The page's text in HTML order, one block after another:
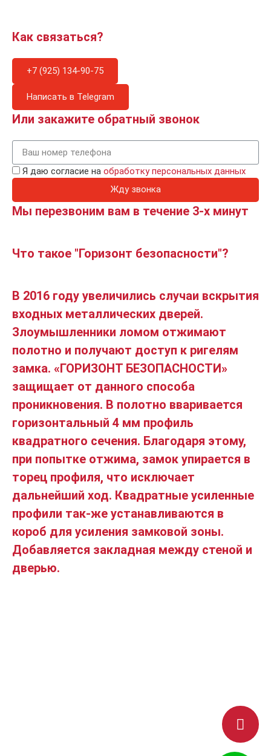
Как связаться?
+7 (925) 134-90-75
Написать в Telegram
Или закажите обратный звонок
Я даю согласие на обработку персональных данных
Жду звонка
Мы перезвоним вам в течение 3-х минут
Что такое "Горизонт безопасности"?
В 2016 году увеличились случаи вскрытия
входных металлических дверей.
Злоумышленники ломом отжимают
полотно и получают доступ к ригелям
замка. «ГОРИЗОНТ БЕЗОПАСНОСТИ»
защищает от данного способа
проникновения. В полотно вваривается
горизонтальный 4 мм профиль
квадратного сечения. Благодаря этому,
при попытке отжима, замок упирается в
торец профиля, что исключает
дальнейший ход. Квадратные усиленные
профили так-же устанавливаются в
короб для усиления замковой зоны.
Добавляется закладная между стеной и
дверью.